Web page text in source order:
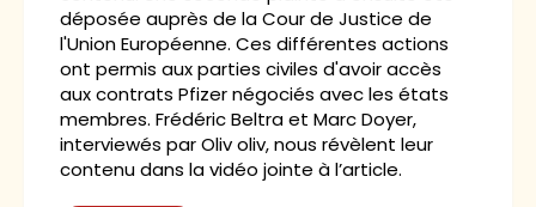
déposée auprès de la Cour de Justice de
l'Union Européenne. Ces différentes actions
ont permis aux parties civiles d'avoir accès
aux contrats Pfizer négociés avec les états
membres. Frédéric Beltra et Marc Doyer,
interviewés par Oliv oliv, nous révèlent leur
contenu dans la vidéo jointe à l’article.